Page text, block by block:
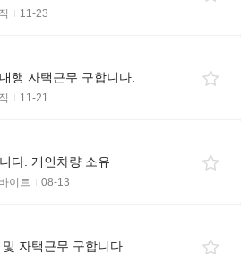
11-23
행 자택근무 구합니다.
11-21
다. 개인차량 소유
이트 08-13
자택근무 구합니다.